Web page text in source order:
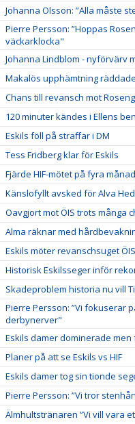
Johanna Olsson: ”Alla måste
Pierre Persson: ”Hoppas
väckarklocka"
Johanna Lindblom - nyförvärv
Makalös upphämtning
Chans till revansch mot
120 minuter kändes i Ellens ben
Eskils föll på straffar i DM
Tess Fridberg klar för Eskils
Fjärde HIF-mötet på fyra
Känslofyllt avsked för Alva Hed
Oavgjort mot ÖIS trots många
Alma räknar med
Eskils möter revanschsuget ÖIS
Historisk Eskilsseger inför
Skadeproblem historia nu vill
Pierre Persson: ”Vi fokuserar
derbynerver"
Eskils damer dominerade men
Planer på att se Eskils vs HIF
Eskils damer tog sin tionde
Pierre Persson: ”Vi tror
Älmhultstränaren ”Vi vill vara